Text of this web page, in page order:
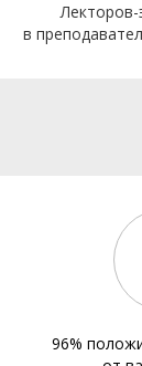
Лекторов-
в
96%